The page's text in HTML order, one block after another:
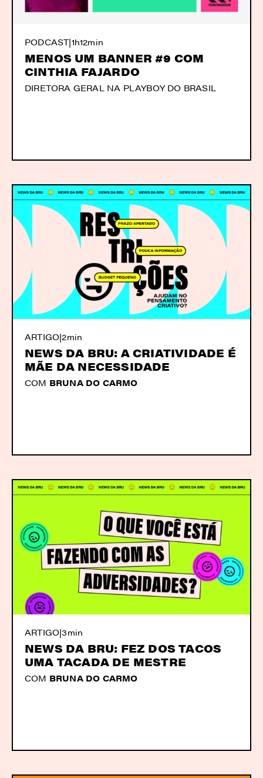
PODCAST|1h12min
MENOS UM BANNER #9 COM
CINTHIA FAJARDO
DIRETORA GERAL NA PLAYBOY DO BRASIL
ARTIGO|2min
NEWS DA BRU: A CRIATIVIDADE É
MÃE DA NECESSIDADE
COM BRUNA DO CARMO
ARTIGO|3min
NEWS DA BRU: FEZ DOS TACOS
UMA TACADA DE MESTRE
COM BRUNA DO CARMO